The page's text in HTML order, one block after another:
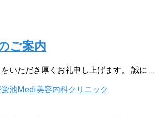
ご案内
いただき厚くお礼申し上げます。 誠に …